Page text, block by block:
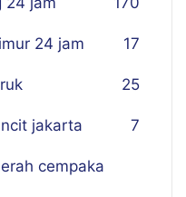
24 jam 17
25
jakarta 7
cempaka